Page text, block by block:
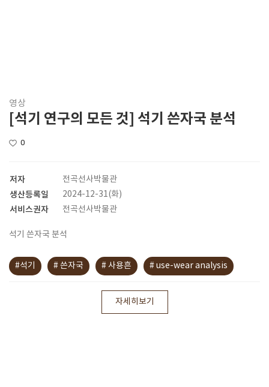
영상
[석기 연구의 모든 것] 석기 쓴자국 분석
0
저자 전곡선사박물관
생산등록일 2024-12-31(화)
서비스권자 전곡선사박물관
석기 쓴자국 분석
#석기 # 쓴자국 # 사용흔 # use-wear analysis
자세히보기